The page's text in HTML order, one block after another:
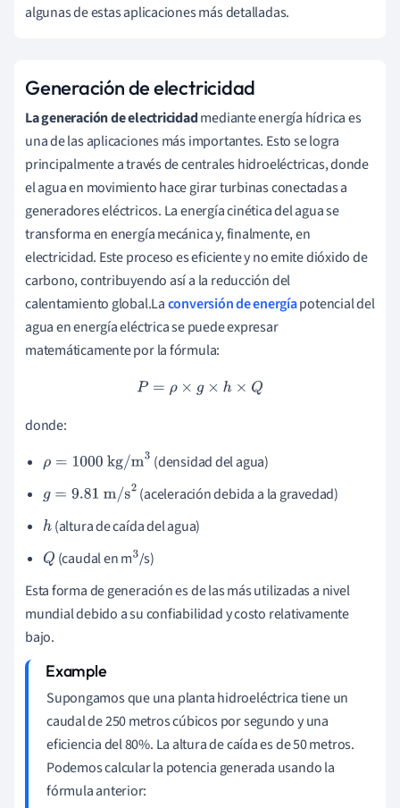
algunas de estas aplicaciones más detalladas.
Generación de electricidad
La generación de electricidadmediante energía hídrica es
una de las aplicaciones más importantes. Esto se logra
principalmente a través de centrales hidroeléctricas, donde
el agua en movimiento hace girar turbinas conectadas a
generadores eléctricos. La energía cinética del agua se
transforma en energía mecánica y, finalmente, en
electricidad. Este proceso es eficiente y no emite dióxido de
carbono, contribuyendo así a la reducción del
calentamiento global.Laconversión de energíapotencial del
agua en energía eléctrica se puede expresar
matemáticamente por la fórmula:
P= ρ× g×h×Q
donde:
ρ=1000 kg/m3
(densidad del agua)
g=9.81 m/s2
(aceleración debida a la gravedad)
h (altura de caída del agua)
Q (caudal en m3/s)
Esta forma de generación es de las más utilizadas a nivel
mundial debido a su confiabilidad y costo relativamente
bajo.
Supongamos que una planta hidroeléctrica tiene un
caudal de 250 metros cúbicos por segundo y una
eficiencia del 80%. La altura de caída es de 50 metros.
Podemos calcular la potencia generada usando la
fórmula anterior: